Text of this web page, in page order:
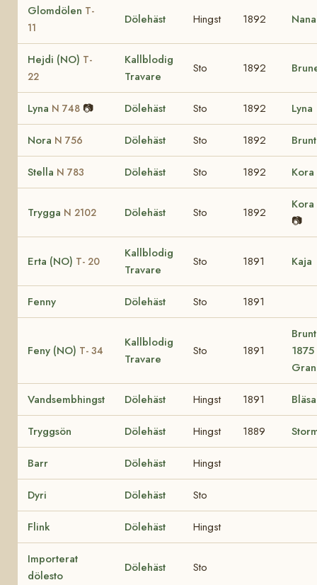
Glomdölen T-
11
Dölehäst Hingst 1892 Nana
Hejdi (NO) T-
22
Kallblodig
Travare
Sto 1892
Lyna N 748 📷 Dölehäst Sto 1892 Lyna
Nora N 756 Dölehäst Sto 1892
Stella N 783 Dölehäst Sto 1892 Kora
Trygga N 2102 Dölehäst Sto 1892
📷
Erta (NO) T- 20
Kallblodig
Travare
Sto 1891 Kaja
Fenny Dölehäst Sto 1891
Feny (NO) T- 34
Kallblodig
Travare
Sto 1891
Gran
Vandsembhingst Dölehäst Hingst 1891 Bläsa
Tryggsön Dölehäst Hingst 1889
Barr Dölehäst Hingst
Dyri Dölehäst Sto
Flink Dölehäst Hingst
Importerat
dölesto
Dölehäst Sto